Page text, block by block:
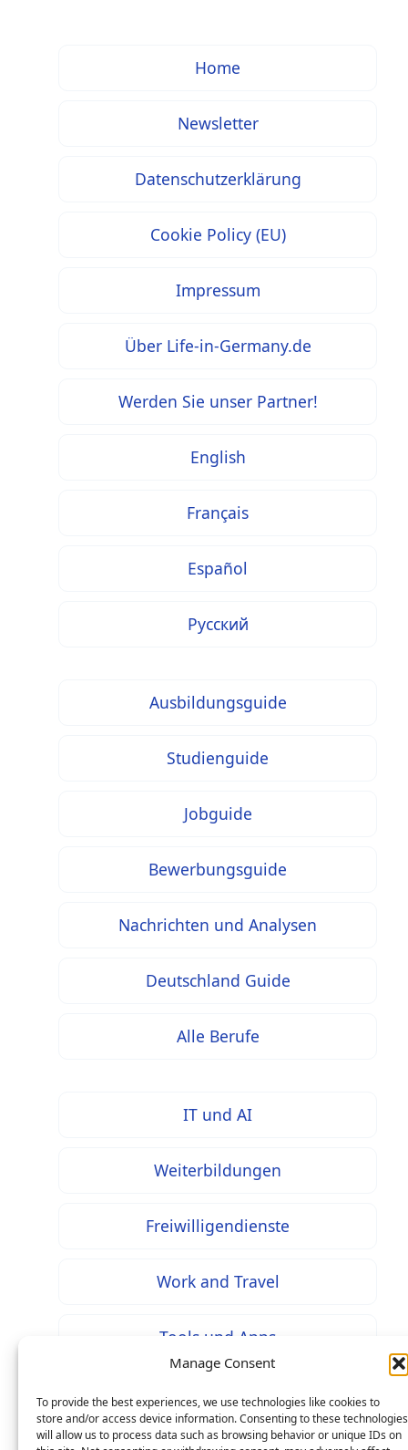
Manage Consent
To provide the best experiences, we use technologies like cookies to
store and/or access device information. Consenting to these technologies
will allow us to process data such as browsing behavior or unique IDs on
Home
Newsletter
Datenschutzerklärung
Cookie Policy (EU)
Impressum
Über Life-in-Germany.de
Werden Sie unser Partner!
English
Français
Español
Русский
Ausbildungsguide
Studienguide
Jobguide
Bewerbungsguide
Nachrichten und Analysen
Deutschland Guide
Alle Berufe
IT und AI
Weiterbildungen
Freiwilligendienste
Work and Travel
Tools und Apps
* Bei mit diesem Zeichen gekennzeichneten Inhalten